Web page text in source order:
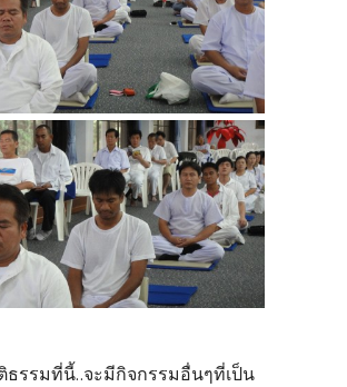
ธรรมที่นี้..จะมีกิจกรรมอื่นๆที่เป็น